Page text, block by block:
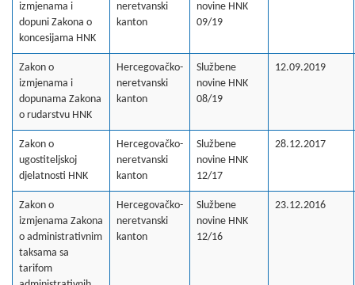
izmjenama i
dopuni Zakona o
koncesijama HNK
neretvanski
kanton
novine HNK
09/19
Zakon o
izmjenama i
dopunama Zakona
o rudarstvu HNK
Hercegovačko-
neretvanski
kanton
Službene
novine HNK
08/19
12.09.2019
Zakon o
ugostiteljskoj
djelatnosti HNK
Hercegovačko-
neretvanski
kanton
Službene
novine HNK
12/17
28.12.2017
Zakon o
izmjenama Zakona
o administrativnim
taksama sa
tarifom
Hercegovačko-
neretvanski
kanton
Službene
novine HNK
12/16
23.12.2016